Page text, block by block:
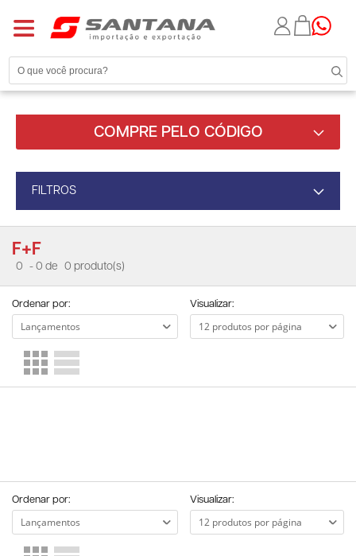
COMPRE PELO CÓDIGO
FILTROS
F+F
0 - 0 de 0 produto(s)
Ordenar por: Visualizar:
Ordenar por: Visualizar: